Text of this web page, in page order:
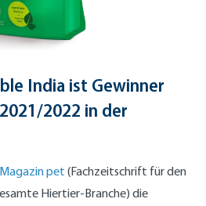
India ist Gewinner
2022 in der
Magazin pet (Fachzeitschrift für den
Hiertier-Branche) die